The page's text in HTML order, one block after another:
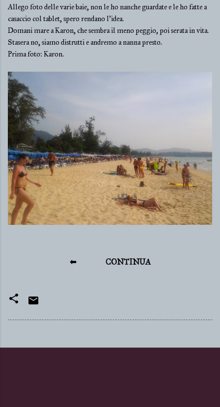
Allego foto delle varie baie, non le ho nanche guardate e le ho fatte a
casaccio col tablet, spero rendano l'idea.
Domani mare a Karon, che sembra il meno peggio, poi serata in vita.
Stasera no, siamo distrutti e andremo a nanna presto.
Prima foto: Karon.
⬅ CONTINUA